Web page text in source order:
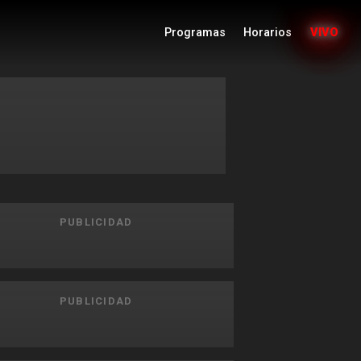
Programas Horarios VIVO
PUBLICIDAD
PUBLICIDAD